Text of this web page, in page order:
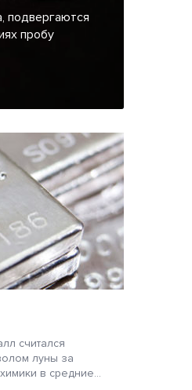
подвергаются
пробу
считался
луны за
в средние...